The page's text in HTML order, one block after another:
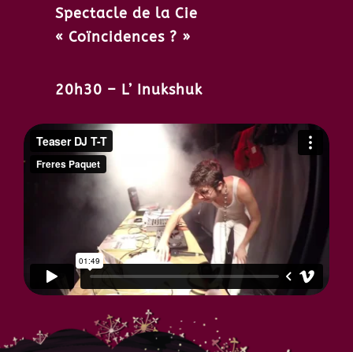
Spectacle de la Cie
« Coïncidences ? »
20h30 – L’ Inukshuk